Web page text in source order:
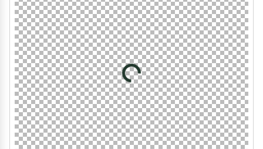
Loading...